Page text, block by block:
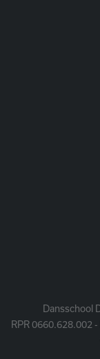
Dansschool
RPR 0660.628.002